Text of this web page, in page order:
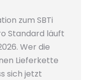
zum SBTi
Standard läuft
Wer die
Lieferkette
sich jetzt